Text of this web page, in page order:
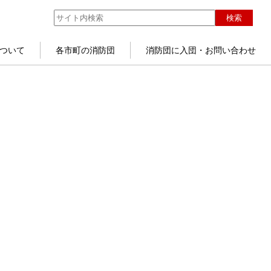
検索
いて 各市町の消防団 消防団に入団・お問い合わせ